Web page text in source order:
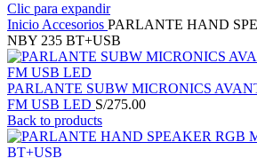
Clic para expandir
Inicio Accesorios PARLANTE HAND
NBY 235 BT+USB
PARLANTE SUBW MICRONICS
FM USB LED S/275.00
Back to products